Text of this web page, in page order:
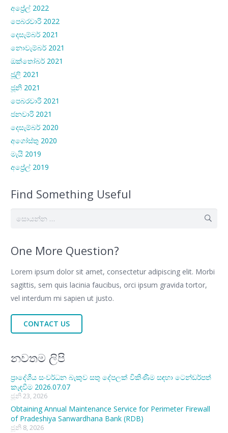
අප්‍රේල් 2022
පෙබරවාරි 2022
දෙසැම්බර් 2021
නොවැම්බර් 2021
ඔක්තෝබර් 2021
ජූලි 2021
ජූනි 2021
පෙබරවාරි 2021
ජනවාරි 2021
දෙසැම්බර් 2020
අගෝස්තු 2020
මැයි 2019
අප්‍රේල් 2019
Find Something Useful
සොයන්න:
One More Question?
Lorem ipsum dolor sit amet, consectetur adipiscing elit. Morbi
sagittis, sem quis lacinia faucibus, orci ipsum gravida tortor,
vel interdum mi sapien ut justo.
CONTACT US
නවතම ලිපි
ප්‍රාදේශීය සංවර්ධන බැකුව සතු දේපලක් විකිණීම සඳහා ටෙන්ඩර්පත්
කැඳවීම 2026.07.07
ජූනි 23, 2026
Obtaining Annual Maintenance Service for Perimeter Firewall
of Pradeshiya Sanwardhana Bank (RDB)
ජූනි 8, 2026